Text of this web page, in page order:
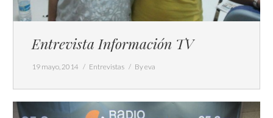
Entrevista Información TV
19 mayo, 2014 Entrevistas Byeva